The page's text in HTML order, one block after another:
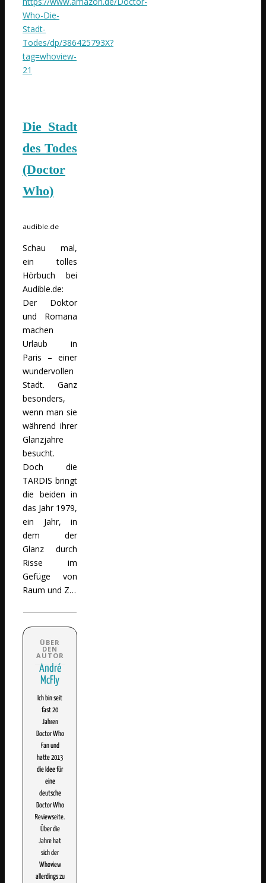
Who-Die-
Stadt-
Todes/dp/386425793X?
tag=whoview-
21
Die Stadt
des Todes
(Doctor
Who)
audible.de
Schau mal,
ein tolles
Hörbuch bei
Audible.de:
Der Doktor
und Romana
machen
Urlaub in
Paris – einer
wundervollen
Stadt. Ganz
besonders,
wenn man sie
während ihrer
Glanzjahre
besucht.
Doch die
TARDIS bringt
die beiden in
das Jahr 1979,
ein Jahr, in
dem der
Glanz durch
Risse im
Gefüge von
Raum und Z…
André
McFly
Ich bin seit
fast 20
Jahren
Doctor Who
Fan und
hatte 2013
die Idee für
eine
deutsche
Doctor Who
Reviewseite.
Über die
Jahre hat
sich der
Whoview
allerdings zu